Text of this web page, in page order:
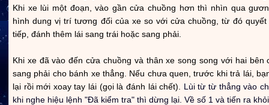
Khi xe lùi một đoạn, vào gần cửa chuồng hơn thì nhìn qua
hình dung vị trí tương đối của xe so với cửa chuồng, từ đó quyết
tiếp, đánh thêm lái sang trái hoặc sang phải.
Khi xe đã vào đến cửa chuồng và thân xe song song với hai bên
sang phải cho bánh xe thẳng. Nếu chưa quen, trước khi trả lái,
lại rồi mới xoay tay lái (gọi là đánh lái chết). Lùi từ từ thẳng vào
khi nghe hiệu lệnh "Đã kiểm tra" thì dừng lại. Về số 1 và tiến ra